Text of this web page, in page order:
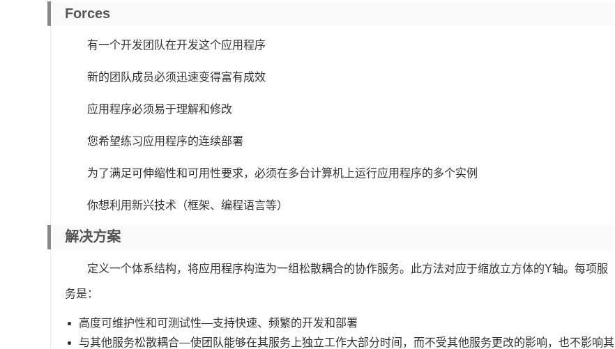
Forces
有一个开发团队在开发这个应用程序
新的团队成员必须迅速变得富有成效
应用程序必须易于理解和修改
您希望练习应用程序的连续部署
为了满足可伸缩性和可用性要求，必须在多台计算机上运行应用程序的多个实例
你想利用新兴技术（框架、编程语言等）
解决方案
定义一个体系结构，将应用程序构造为一组松散耦合的协作服务。此方法对应于缩放立方体的Y轴。每项服
务是：
高度可维护性和可测试性—支持快速、频繁的开发和部署
与其他服务松散耦合—使团队能够在其服务上独立工作大部分时间，而不受其他服务更改的影响，也不影响其